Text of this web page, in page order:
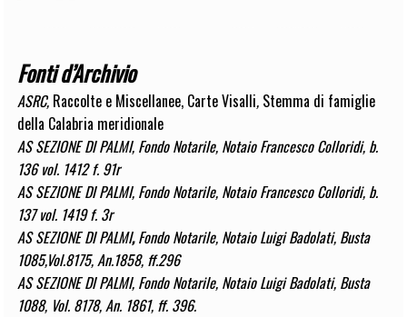
Fonti d’Archivio
ASRC, Raccolte e Miscellanee, Carte Visalli, Stemma di famiglie
della Calabria meridionale
AS SEZIONE DI PALMI, Fondo Notarile, Notaio Francesco Colloridi, b.
136 vol. 1412 f. 91r
AS SEZIONE DI PALMI, Fondo Notarile, Notaio Francesco Colloridi, b.
137 vol. 1419 f. 3r
AS SEZIONE DI PALMI,Fondo Notarile, Notaio Luigi Badolati, Busta
1085,Vol.8175, An.1858, ff.296
AS SEZIONE DI PALMI, Fondo Notarile, Notaio Luigi Badolati, Busta
1088, Vol. 8178, An. 1861, ff. 396.